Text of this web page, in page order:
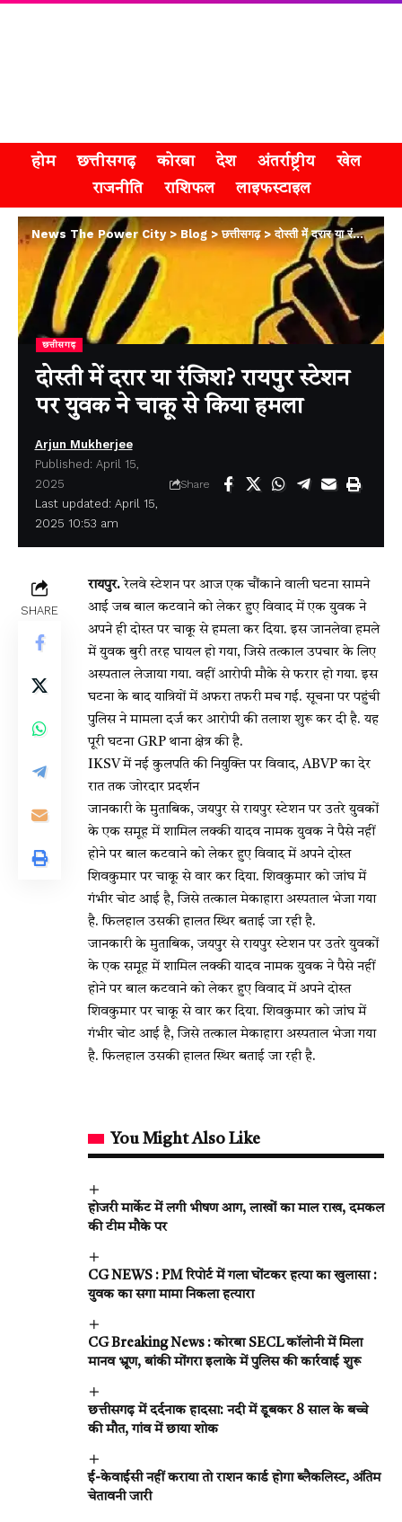
होम छत्तीसगढ़ कोरबा देश अंतर्राष्ट्रीय
खेल
राजनीति
राशिफल लाइफस्टाइल
News The Power City>Blog>छत्तीसगढ़>दोस्ती में दरार या रंजिश? रायपुर स्टेशन पर युवक ने चाकू से किया हमला
छत्तीसगढ़
दोस्ती में दरार या रंजिश? रायपुर स्टेशन
पर युवक ने चाकू से किया हमला
Last updated: April 15,
2025 10:53 am
Arjun Mukherjee
Published: April 15,
2025
Share
SHARE
रायपुर. रेलवे स्टेशन पर आज एक चौंकाने वाली घटना सामने
आई जब बाल कटवाने को लेकर हुए विवाद में एक युवक ने
अपने ही दोस्त पर चाकू से हमला कर दिया. इस जानलेवा हमले
में युवक बुरी तरह घायल हो गया, जिसे तत्काल उपचार के लिए
अस्पताल लेजाया गया. वहीं आरोपी मौके से फरार हो गया. इस
घटना के बाद यात्रियों में अफरा तफरी मच गई. सूचना पर पहुंची
पुलिस ने मामला दर्ज कर आरोपी की तलाश शुरू कर दी है. यह
पूरी घटना GRP थाना क्षेत्र की है.
IKSV में नई कुलपति की नियुक्ति पर विवाद, ABVP का देर
रात तक जोरदार प्रदर्शन
जानकारी के मुताबिक, जयपुर से रायपुर स्टेशन पर उतरे युवकों
के एक समूह में शामिल लक्की यादव नामक युवक ने पैसे नहीं
होने पर बाल कटवाने को लेकर हुए विवाद में अपने दोस्त
शिवकुमार पर चाकू से वार कर दिया. शिवकुमार को जांघ में
गंभीर चोट आई है, जिसे तत्काल मेकाहारा अस्पताल भेजा गया
है. फिलहाल उसकी हालत स्थिर बताई जा रही है.
जानकारी के मुताबिक, जयपुर से रायपुर स्टेशन पर उतरे युवकों
के एक समूह में शामिल लक्की यादव नामक युवक ने पैसे नहीं
होने पर बाल कटवाने को लेकर हुए विवाद में अपने दोस्त
शिवकुमार पर चाकू से वार कर दिया. शिवकुमार को जांघ में
गंभीर चोट आई है, जिसे तत्काल मेकाहारा अस्पताल भेजा गया
है. फिलहाल उसकी हालत स्थिर बताई जा रही है.
You Might Also Like
होजरी मार्केट में लगी भीषण आग, लाखों का माल राख, दमकल
की टीम मौके पर
CG NEWS : PM रिपोर्ट में गला घोंटकर हत्या का खुलासा :
युवक का सगा मामा निकला हत्यारा
CG Breaking News : कोरबा SECL कॉलोनी में मिला
मानव भ्रूण, बांकी मोंगरा इलाके में पुलिस की कार्रवाई शुरू
छत्तीसगढ़ में दर्दनाक हादसा: नदी में डूबकर 8 साल के बच्चे
की मौत, गांव में छाया शोक
ई-केवाईसी नहीं कराया तो राशन कार्ड होगा ब्लैकलिस्ट, अंतिम
चेतावनी जारी